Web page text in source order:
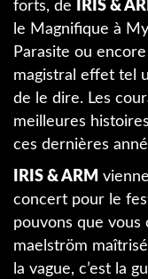
forts, de
IRIS &
le Magnifique à
Parasite ou
magistral effet tel
de le dire. Les
meilleures
ces dernières
IRIS & ARM
concert pour le
pouvons que
maelström
la vague, c’est la